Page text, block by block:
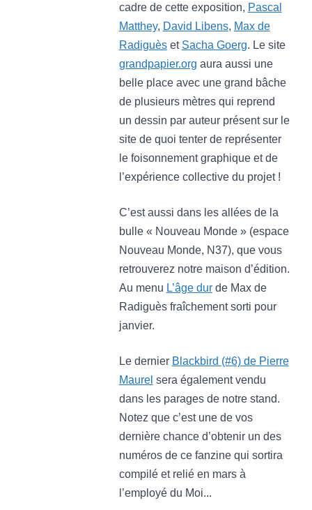
cadre de cette exposition, Pascal
Matthey, David Libens, Max de
Radiguèset Sacha Goerg. Le site
grandpapier.org aura aussi une
belle place avec une grand bâche
de plusieurs mètres qui reprend
un dessin par auteur présent sur le
site de quoi tenter de représenter
le foisonnement graphique et de
l’expérience collective du projet !
C’est aussi dans les allées de la
bulle « Nouveau Monde » (espace
Nouveau Monde, N37), que vous
retrouverez notre maison d’édition.
Au menu L’âge durde Max de
Radiguès fraîchement sorti pour
janvier.
Le dernier Blackbird (#6) de Pierre
Maurel sera également vendu
dans les parages de notre stand.
Notez que c’est une de vos
dernière chance d’obtenir un des
numéros de ce fanzine qui sortira
compilé et relié en mars à
l’employé du Moi...